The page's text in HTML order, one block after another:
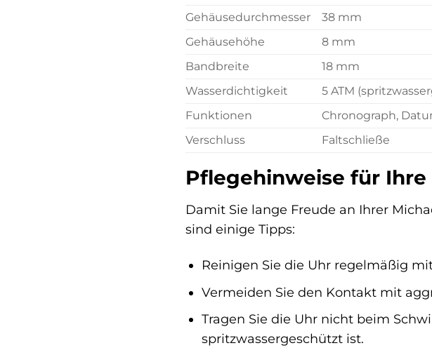
Gehäusedurchmesser
38 mm
Gehäusehöhe
8 mm
Bandbreite
18 mm
Wasserdichtigkeit
5 ATM
Funktionen
Chronograph,
Verschluss
Faltschließe
Pflegehinweise für Ihre
Damit Sie lange Freude an Ihrer
sind einige Tipps:
Reinigen Sie die Uhr regelmäßig
Vermeiden Sie den Kontakt mit
Tragen Sie die Uhr nicht beim
spritzwassergeschützt ist.